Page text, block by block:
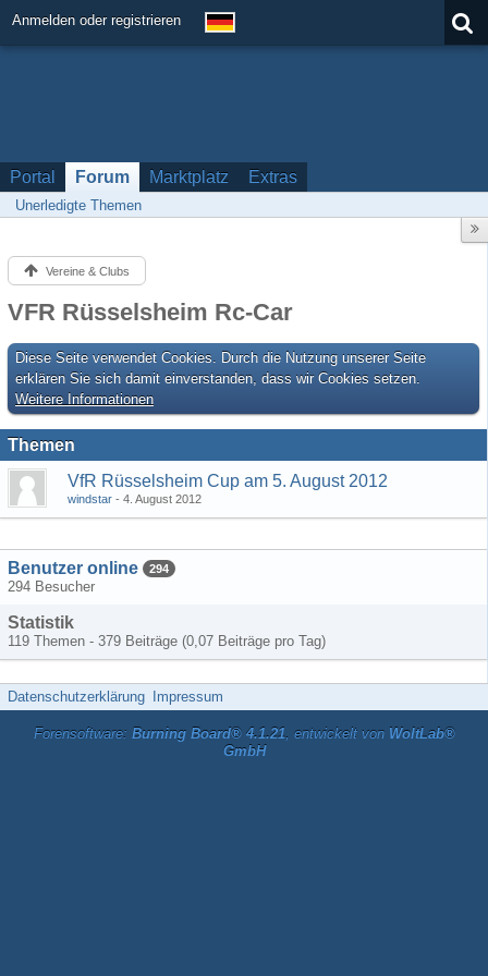
Anmelden oder registrieren
Portal Forum Marktplatz Extras
Unerledigte Themen
Vereine & Clubs
VFR Rüsselsheim Rc-Car
Diese Seite verwendet Cookies. Durch die Nutzung unserer Seite
erklären Sie sich damit einverstanden, dass wir Cookies setzen.
Weitere Informationen
Themen
VfR Rüsselsheim Cup am 5. August 2012
windstar 4. August 2012
Benutzer online 294
294 Besucher
Statistik
119 Themen - 379 Beiträge (0,07 Beiträge pro Tag)
Datenschutzerklärung Impressum
Forensoftware: Burning Board® 4.1.21, entwickelt von WoltLab®
GmbH